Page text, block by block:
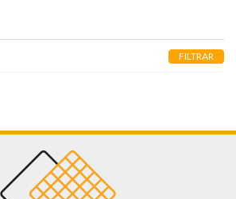
FILTRAR